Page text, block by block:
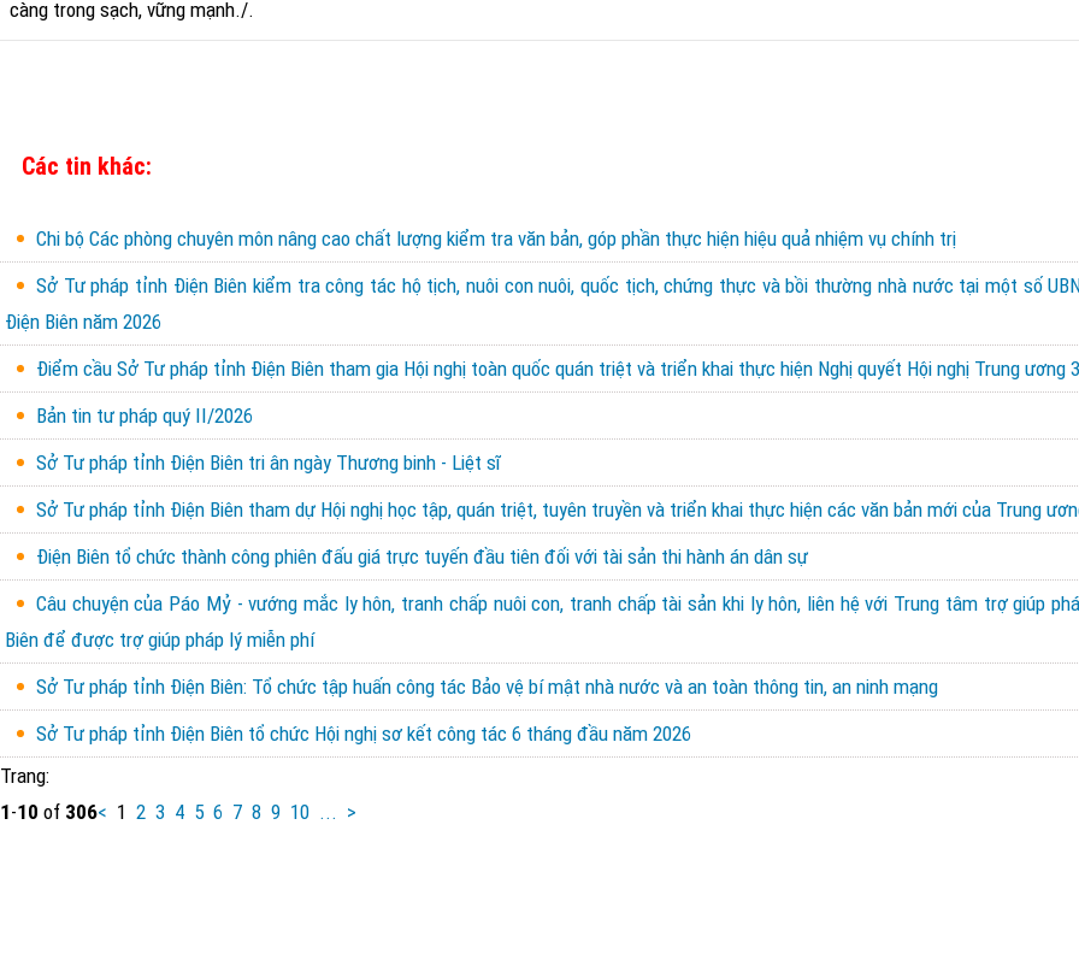
càng trong sạch, vững mạnh./.
Các tin khác:
Chi bộ Các phòng chuyên môn nâng cao chất lượng kiểm tra văn bản, góp phần thực hiện hiệu quả nhiệm vụ chính trị
Sở Tư pháp tỉnh Điện Biên kiểm tra công tác hộ tịch, nuôi con nuôi, quốc tịch, chứng thực và bồi thường nhà nước tại một số
Điện Biên năm 2026
Điểm cầu Sở Tư pháp tỉnh Điện Biên tham gia Hội nghị toàn quốc quán triệt và triển khai thực hiện Nghị quyết Hội nghị Trung ương 3
Bản tin tư pháp quý II/2026
Sở Tư pháp tỉnh Điện Biên tri ân ngày Thương binh - Liệt sĩ
Sở Tư pháp tỉnh Điện Biên tham dự Hội nghị học tập, quán triệt, tuyên truyền và triển khai thực hiện các văn bản mới của Trung
Điện Biên tổ chức thành công phiên đấu giá trực tuyến đầu tiên đối với tài sản thi hành án dân sự
Câu chuyện của Páo Mỷ - vướng mắc ly hôn, tranh chấp nuôi con, tranh chấp tài sản khi ly hôn, liên hệ với Trung tâm trợ giúp
Biên để được trợ giúp pháp lý miễn phí
Sở Tư pháp tỉnh Điện Biên: Tổ chức tập huấn công tác Bảo vệ bí mật nhà nước và an toàn thông tin, an ninh mạng
Sở Tư pháp tỉnh Điện Biên tổ chức Hội nghị sơ kết công tác 6 tháng đầu năm 2026
Trang:
1-10 of 306< 1 2 3 4 5 6 7 8 9 10 ... >